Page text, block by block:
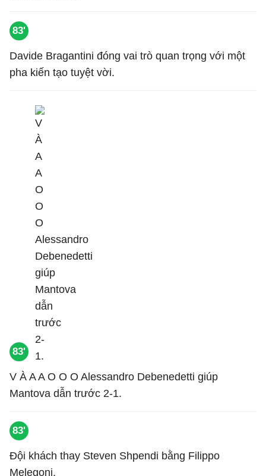
83'
Davide Bragantini đóng vai trò quan trọng với một
pha kiến tạo tuyệt vời.
83'
V À A A O O O Alessandro Debenedetti giúp
Mantova dẫn trước 2-1.
83'
Đội khách thay Steven Shpendi bằng Filippo
Melegoni.